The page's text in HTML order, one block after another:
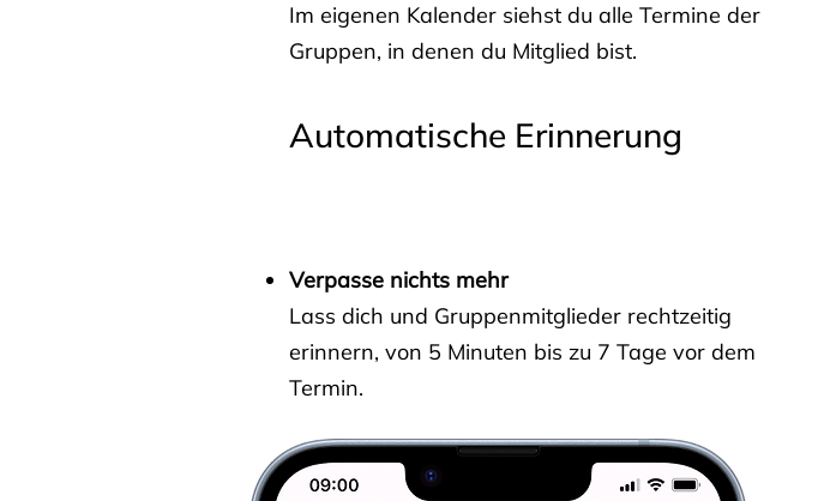
Im eigenen Kalender siehst du alle Termine der
Gruppen, in denen du Mitglied bist.
Automatische Erinnerung
Verpasse nichts mehr
Lass dich und Gruppenmitglieder rechtzeitig
erinnern, von 5 Minuten bis zu 7 Tage vor dem
Termin.